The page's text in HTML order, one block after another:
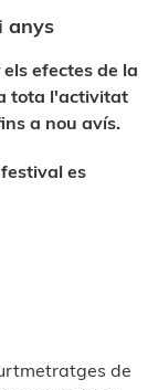
anys
efectes de la
tota l'activitat
a nou avís.
es
de